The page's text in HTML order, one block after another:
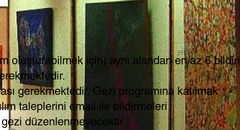
oluşturabilmek için) aynı alandan en az 6 bildiri
gerekmektedir. Gezi programına katılmak
taleplerini email ile bildirmeleri
düzenlenmeyecektir